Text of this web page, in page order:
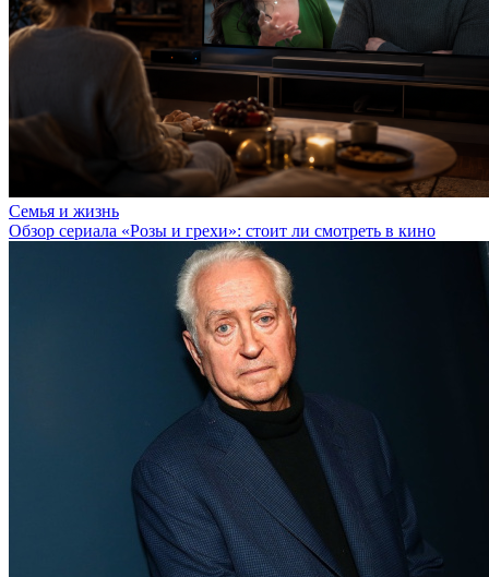
Семья и жизнь
Обзор сериала «Розы и грехи»: стоит ли смотреть в кино